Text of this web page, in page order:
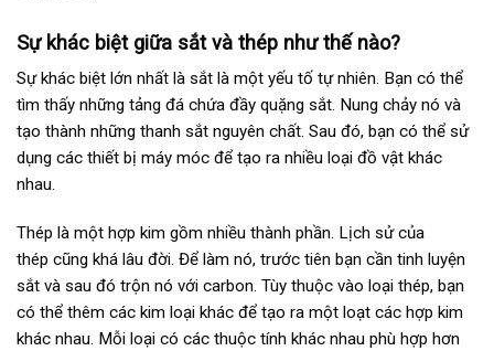
Sự khác biệt giữa sắt và thép như thế nào?
Sự khác biệt lớn nhất là sắt là một yếu tố tự nhiên. Bạn có thể
tìm thấy những tảng đá chứa đầy quặng sắt. Nung chảy nó và
tạo thành những thanh sắt nguyên chất. Sau đó, bạn có thể sử
dụng các thiết bị máy móc để tạo ra nhiều loại đồ vật khác
nhau.
Thép là một hợp kim gồm nhiều thành phần. Lịch sử của
thép cũng khá lâu đời. Để làm nó, trước tiên bạn cần tinh luyện
sắt và sau đó trộn nó với carbon. Tùy thuộc vào loại thép, bạn
có thể thêm các kim loại khác để tạo ra một loạt các hợp kim
khác nhau. Mỗi loại có các thuộc tính khác nhau phù hợp hơn